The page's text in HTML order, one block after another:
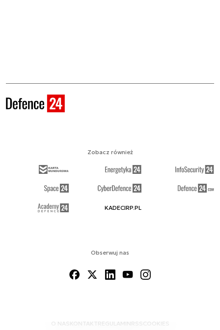
Obserwuj nas
O NAS KONTAKTREGULAMINRSS COOKIES
Zobacz również
KADECIRP.PL